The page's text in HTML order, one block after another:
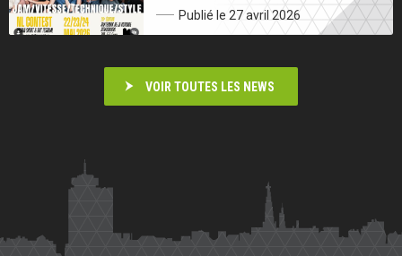
Publié le 27 avril 2026
VOIR TOUTES LES NEWS